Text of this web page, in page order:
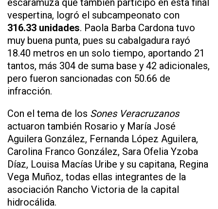
escaramuza que también participó en esta final
vespertina, logró el subcampeonato con
316.33 unidades. Paola Barba Cardona tuvo
muy buena punta, pues su cabalgadura rayó
18.40 metros en un solo tiempo, aportando 21
tantos, más 304 de suma base y 42 adicionales,
pero fueron sancionadas con 50.66 de
infracción.
Con el tema de los Sones Veracruzanos
actuaron también Rosario y María José
Aguilera González, Fernanda López Aguilera,
Carolina Franco González, Sara Ofelia Yzoba
Díaz, Louisa Macías Uribe y su capitana, Regina
Vega Muñoz, todas ellas integrantes de la
asociación Rancho Victoria de la capital
hidrocálida.